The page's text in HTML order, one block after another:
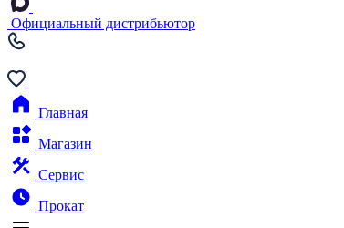
Официальный дистрибьютор
Главная
Магазин
Сервис
Прокат